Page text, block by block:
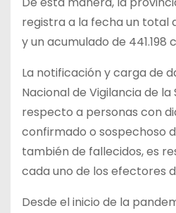
registra a la fecha un total
y un acumulado de 441.198
La notificación y carga de
Nacional de Vigilancia de la
respecto a personas con
confirmado o sospechoso
también de fallecidos, es
cada uno de los efectores
Desde el inicio de la